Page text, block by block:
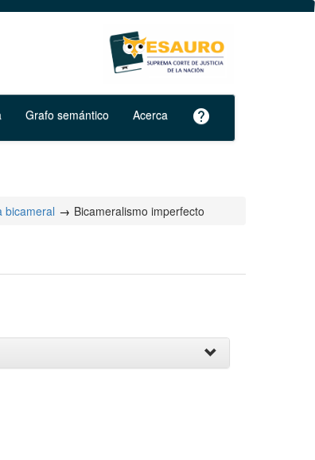
Grafo semántico Acerca help
bicameral Bicameralismo imperfecto